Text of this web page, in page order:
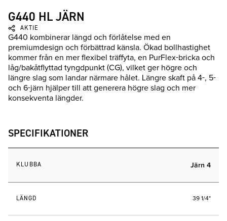
G440 HL JÄRN
AKTIE
G440 kombinerar längd och förlåtelse med en
premiumdesign och förbättrad känsla. Ökad bollhastighet
kommer från en mer flexibel träffyta, en PurFlex-bricka och
låg/bakåtflyttad tyngdpunkt (CG), vilket ger högre och
längre slag som landar närmare hålet. Längre skaft på 4-, 5-
och 6-järn hjälper till att generera högre slag och mer
konsekventa längder.
SPECIFIKATIONER
KLUBBA Järn 4
LÄNGD 39 1/4"